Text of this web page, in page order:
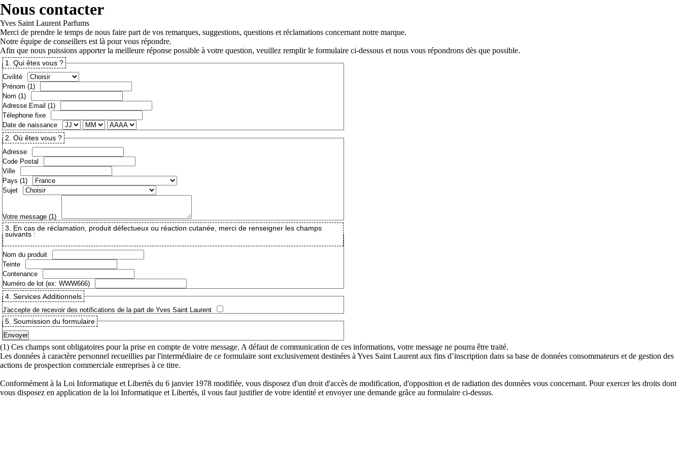
Nous contacter
Yves Saint Laurent Parfums
Merci de prendre le temps de nous faire part de vos remarques, suggestions, questions et réclamations concernant notre marque.
Notre équipe de conseillers est là pour vous répondre.
Afin que nous puissions apporter la meilleure réponse possible à votre question, veuillez remplir le formulaire ci-dessous et nous vous répondrons dès que possible.
1.Qui êtes vous ?
Civilité
Prénom (1)
Nom (1)
Adresse Email (1)
Télephone fixe
Date de naissance
2.Où êtes vous ?
Adresse
Code Postal
Ville
Pays (1)
Sujet
Votre message (1)
3. En cas de réclamation, produit défectueux ou réaction cutanée, merci de renseigner les champs
suivants :
Nom du produit
Teinte
Contenance
Numéro de lot (ex: WWW666)
4.Services Additionnels
J'accepte de recevoir des notifications de la part de Yves Saint Laurent
5.Soumission du formulaire
(1) Ces champs sont obligatoires pour la prise en compte de votre message. A défaut de communication de ces informations, votre message ne pourra être traité.
Les données à caractère personnel recueillies par l'intermédiaire de ce formulaire sont exclusivement destinées à Yves Saint Laurent aux fins d’inscription dans sa base de données consommateurs et de gestion des
actions de prospection commerciale entreprises à ce titre.
Conformément à la Loi Informatique et Libertés du 6 janvier 1978 modifiée, vous disposez d'un droit d'accès de modification, d'opposition et de radiation des données vous concernant. Pour exercer les droits dont
vous disposez en application de la loi Informatique et Libertés, il vous faut justifier de votre identité et envoyer une demande grâce au formulaire ci-dessus.